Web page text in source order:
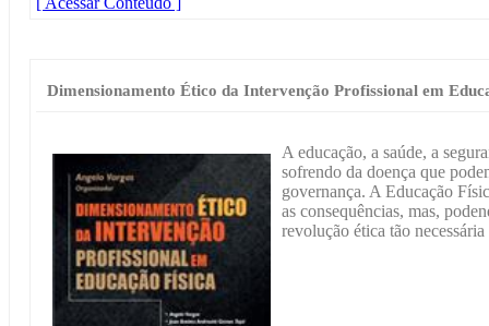
Dimensionamento Ético da Intervenção Profissional em
A educação, a saúde, a
sofrendo da doença que
governança. A Educação
as consequências, mas,
revolução ética tão